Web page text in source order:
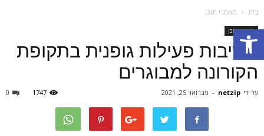
Open toolbar
בית מאמרי תוכן
מאמרי תוכן
חשיבות פעילות גופנית בתקופת
הקורונה למבוגרים
על ידי netzip
- פברואר 25, 2021 0 1747